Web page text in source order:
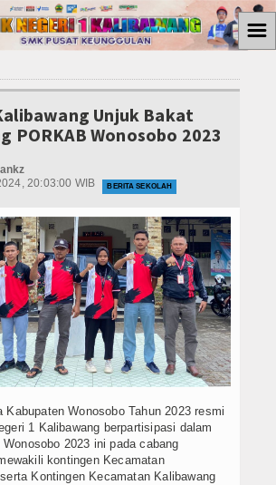
Jaringan
Sepeda Motor
Lembaga
☰
Unjuk Bakat
PORKAB Wonosobo 2023
20:03:00 WIB
BERITA SEKOLAH
Kabupaten Wonosobo Tahun 2023 resmi
1 Kalibawang berpartisipasi dalam
2023 ini pada cabang
kontingen Kecamatan
Kontingen Kecamatan Kalibawang